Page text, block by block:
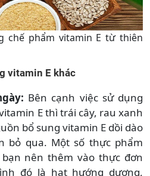
chế phẩm vitamin E từ thiên
vitamin E khác
Bên cạnh việc sử dụng
E thì trái cây, rau xanh
bổ sung vitamin E dồi dào
bỏ qua. Một số thực phẩm
nên thêm vào thực đơn
đó là hạt hướng dương,